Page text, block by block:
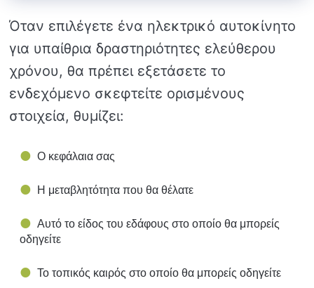
Όταν επιλέγετε ένα ηλεκτρικό αυτοκίνητο
για υπαίθρια δραστηριότητες ελεύθερου
χρόνου, θα πρέπει εξετάσετε το
ενδεχόμενο σκεφτείτε ορισμένους
στοιχεία, θυμίζει:
Ο κεφάλαια σας
Η μεταβλητότητα που θα θέλατε
Αυτό το είδος του εδάφους στο οποίο θα μπορείς
οδηγείτε
Το τοπικός καιρός στο οποίο θα μπορείς οδηγείτε